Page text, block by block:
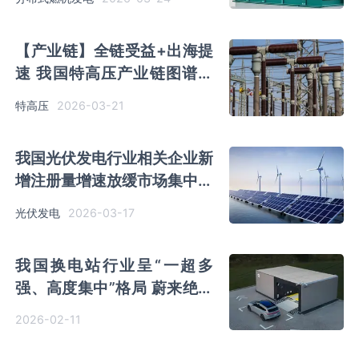
【产业链】全链受益+出海提
速 我国特高压产业链图谱及
“十五五” 机遇
特高压 2026-03-21
我国光伏发电行业相关企业新
增注册量增速放缓市场集中度
较高 通威股份、阳光电源处
第一梯队
光伏发电 2026-03-17
我国换电站行业呈“一超多
强、高度集中”格局 蔚来绝对
2026-02-11